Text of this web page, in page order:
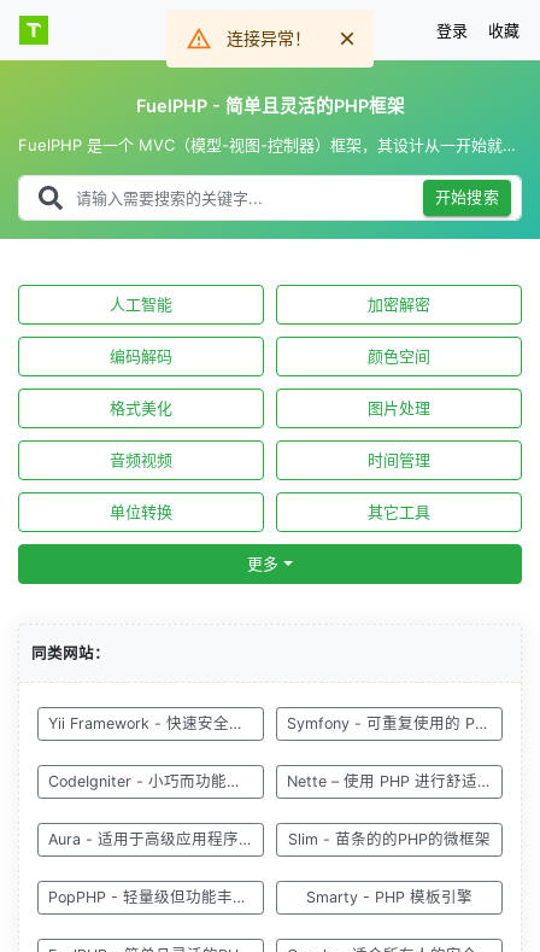
登录 收藏
FuelPHP - 简单且灵活的PHP框架
FuelPHP 是一个 MVC（模型-视图-控制器）框架，其设计从一开始就充分考虑了对HMVC 的支持，并将其作为其架构的一部分。
开始搜索
人工智能 加密解密
编码解码 颜色空间
格式美化 图片处理
音频视频 时间管理
单位转换 其它工具
更多
同类网站：
Yii Framework - 快速安全且高效的 PHP 框架 Symfony - 可重复使用的 PHP组件
CodeIgniter - 小巧而功能强大 Nette – 使用 PHP 进行舒适安全的 Web 开发
Aura - 适用于高级应用程序的高级工具 Slim - 苗条的的PHP的微框架
PopPHP - 轻量级但功能丰富的 PHP 框架 Smarty - PHP 模板引擎
连接异常！